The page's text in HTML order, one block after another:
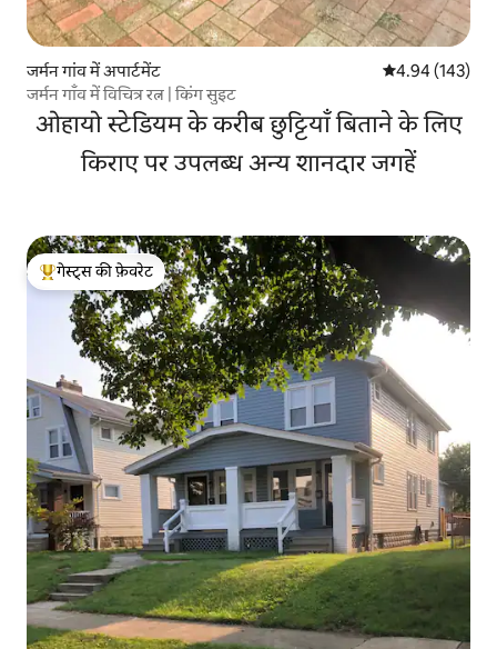
जर्मन गांव में अपार्टमेंट औसत रेटिंग 5 में से
4.94 (143)
जर्मन गाँव में विचित्र रत्न | किंग सुइट
ओहायो स्टेडियम के करीब छुट्टियाँ बिताने के लिए
किराए पर उपलब्ध अन्य शानदार जगहें
गेस्ट्स का टॉप फ़ेवरेट
गेस्ट्स की फ़ेवरेट